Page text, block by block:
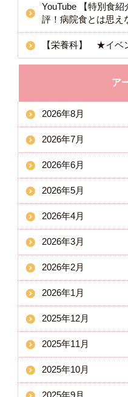
YouTube 【特別食
評！病院食とは思え
【栄養科】 ★イベ
ア
2026年8月
2026年7月
2026年6月
2026年5月
2026年4月
2026年3月
2026年2月
2026年1月
2025年12月
2025年11月
2025年10月
2025年9月